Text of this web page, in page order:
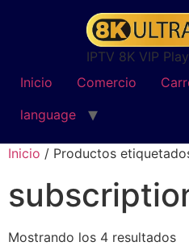
IPTV 8K VIP
Inicio
Comercio
language
Inicio / Productos
Mostrando los 4 resultados